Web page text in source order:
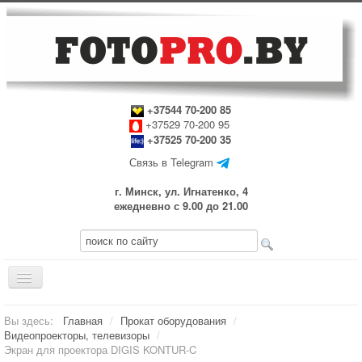
+37544 70-200 85
+37529 70-200 95
+37525 70-200 35
Связь в Telegram
г. Минск, ул. Игнатенко, 4
ежедневно с 9.00 до 21.00
Включить/
Главная
Прокат оборудования
Вы здесь: Главная / Прокат оборудования /
Видеопроекторы, телевизоры /
Экран для проектора DIGIS KONTUR-C